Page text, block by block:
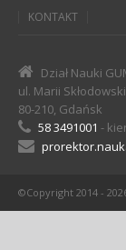
KONTAKT
Dział Nauki
ul. Marii
80-210, Gdańsk
58 3491001 -
©Copyright 2014 -